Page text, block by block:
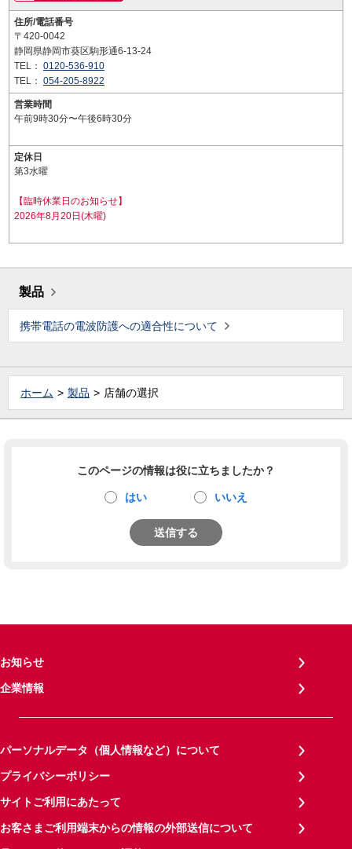
住所/電話番号
〒420-0042
静岡県静岡市葵区駒形通6-13-24
TEL： 0120-536-910
TEL： 054-205-8922
営業時間
午前9時30分〜午後6時30分
定休日
第3水曜
【臨時休業日のお知らせ】
2026年8月20日(木曜)
製品
携帯電話の電波防護への適合性について
ホーム 製品 店舗の選択
このページの情報は役に立ちましたか？
はい いいえ
送信する
お知らせ
企業情報
パーソナルデータ（個人情報など）について
プライバシーポリシー
サイトご利用にあたって
お客さまご利用端末からの情報の外部送信について